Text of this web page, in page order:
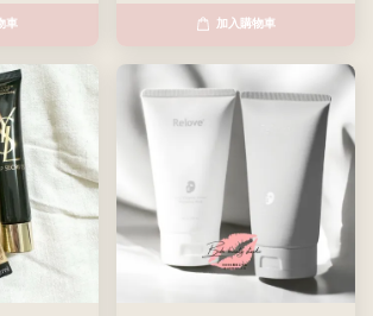
車 加入購物車